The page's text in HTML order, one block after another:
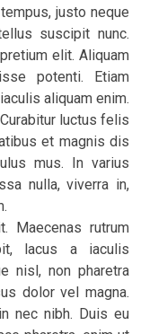
justo neque
suscipit nunc.
elit. Aliquam
potenti. Etiam
aliquam enim.
luctus felis
et magnis dis
mus. In varius
nulla, viverra in,
Maecenas rutrum
lacus a iaculis
nisl, non pharetra
dolor vel magna.
nec nibh. Duis eu